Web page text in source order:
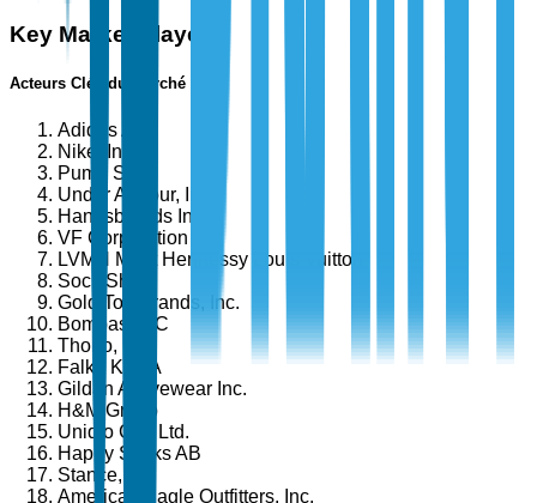
Key Market Players
Acteurs Clés du Marché
Adidas AG
Nike, Inc.
Puma SE
Under Armour, Inc.
Hanesbrands Inc.
VF Corporation
LVMH Moët Hennessy Louis Vuitton
Sock Shop
Gold Toe Brands, Inc.
Bombas LLC
Thorlo, Inc.
Falke KGaA
Gildan Activewear Inc.
H&M Group
Uniqlo Co., Ltd.
Happy Socks AB
Stance, Inc.
American Eagle Outfitters, Inc.